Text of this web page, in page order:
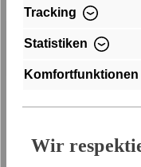
Tracking
Statistiken
Komfortfunktionen
Wir